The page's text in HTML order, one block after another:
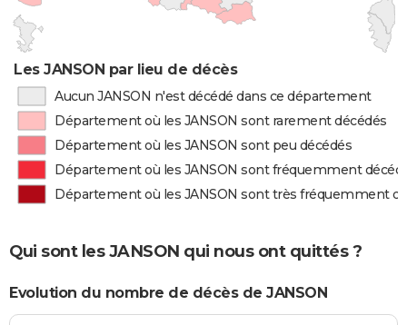
Les JANSON par lieu de décès
Aucun JANSON n'est décédé dans ce département
Département où les JANSON sont rarement décédés
Département où les JANSON sont peu décédés
Département où les JANSON sont fréquemment
Département où les JANSON sont très fréquemment
Qui sont les JANSON qui nous ont quittés ?
Evolution du nombre de décès de JANSON